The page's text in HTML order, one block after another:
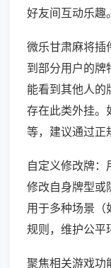
好友间互动乐趣。
微乐甘肃麻将插
到部分用户的牌
能看到其他人的
存在此类外挂。
等，建议通过正
自定义修改牌：
修改自身牌型或
用于多种场景（
规则，维护公平
聚焦相关游戏功